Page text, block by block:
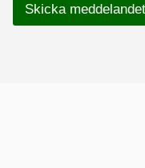
Skicka meddelandet